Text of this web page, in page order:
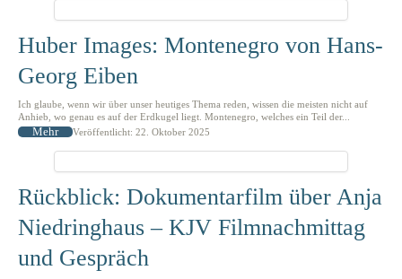
Huber Images: Montenegro von Hans-
Georg Eiben
Ich glaube, wenn wir über unser heutiges Thema reden, wissen die meisten nicht auf
Anhieb, wo genau es auf der Erdkugel liegt. Montenegro, welches ein Teil der...
Mehr Veröffentlicht: 22. Oktober 2025
Rückblick: Dokumentarfilm über Anja
Niedringhaus – KJV Filmnachmittag
und Gespräch